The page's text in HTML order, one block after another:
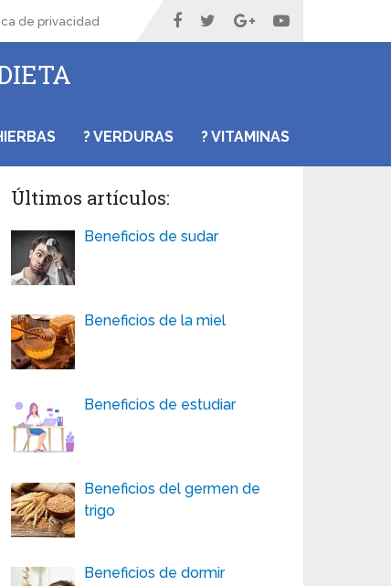
de privacidad
? VERDURAS ? VITAMINAS
Últimos artículos:
Beneficios de sudar
Beneficios de la miel
Beneficios de estudiar
Beneficios del germen de
trigo
Beneficios de dormir